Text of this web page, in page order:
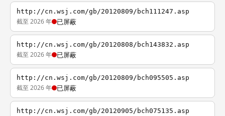
http://cn.wsj.com/gb/20120809/bch111247.asp
截至 2026 年 已屏蔽
http://cn.wsj.com/gb/20120808/bch143832.asp
截至 2026 年 已屏蔽
http://cn.wsj.com/gb/20120809/bch095505.asp
截至 2026 年 已屏蔽
http://cn.wsj.com/gb/20120905/bch075135.asp